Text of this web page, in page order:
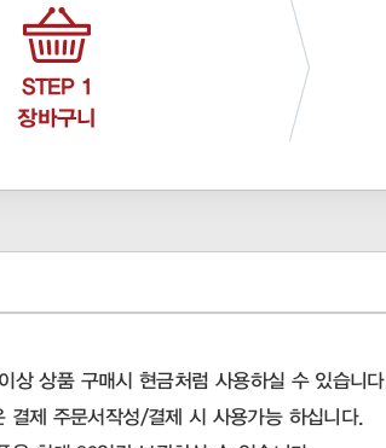
STEP 1
장바구니
상 상품 구매시 현금처럼 사용하실 수 있습니다.
제 주문서작성/결제 시 사용가능 하십니다.